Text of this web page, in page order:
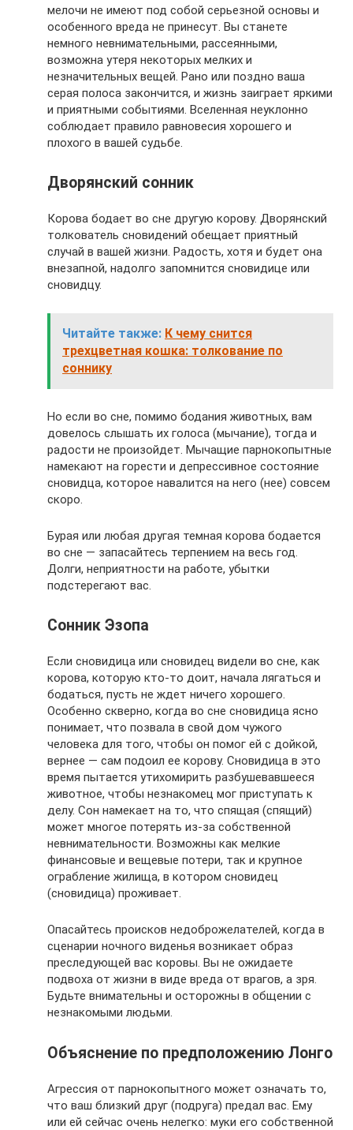
мелочи не имеют под собой серьезной основы и
особенного вреда не принесут. Вы станете
немного невнимательными, рассеянными,
возможна утеря некоторых мелких и
незначительных вещей. Рано или поздно ваша
серая полоса закончится, и жизнь заиграет яркими
и приятными событиями. Вселенная неуклонно
соблюдает правило равновесия хорошего и
плохого в вашей судьбе.
Дворянский сонник
Корова бодает во сне другую корову. Дворянский
толкователь сновидений обещает приятный
случай в вашей жизни. Радость, хотя и будет она
внезапной, надолго запомнится сновидице или
сновидцу.
Читайте также: К чему снится
трехцветная кошка: толкование по
соннику
Но если во сне, помимо бодания животных, вам
довелось слышать их голоса (мычание), тогда и
радости не произойдет. Мычащие парнокопытные
намекают на горести и депрессивное состояние
сновидца, которое навалится на него (нее) совсем
скоро.
Бурая или любая другая темная корова бодается
во сне — запасайтесь терпением на весь год.
Долги, неприятности на работе, убытки
подстерегают вас.
Сонник Эзопа
Если сновидица или сновидец видели во сне, как
корова, которую кто-то доит, начала лягаться и
бодаться, пусть не ждет ничего хорошего.
Особенно скверно, когда во сне сновидица ясно
понимает, что позвала в свой дом чужого
человека для того, чтобы он помог ей с дойкой,
вернее — сам подоил ее корову. Сновидица в это
время пытается утихомирить разбушевавшееся
животное, чтобы незнакомец мог приступать к
делу. Сон намекает на то, что спящая (спящий)
может многое потерять из-за собственной
невнимательности. Возможны как мелкие
финансовые и вещевые потери, так и крупное
ограбление жилища, в котором сновидец
(сновидица) проживает.
Опасайтесь происков недоброжелателей, когда в
сценарии ночного виденья возникает образ
преследующей вас коровы. Вы не ожидаете
подвоха от жизни в виде вреда от врагов, а зря.
Будьте внимательны и осторожны в общении с
незнакомыми людьми.
Объяснение по предположению Лонго
Агрессия от парнокопытного может означать то,
что ваш близкий друг (подруга) предал вас. Ему
или ей сейчас очень нелегко: муки его собственной